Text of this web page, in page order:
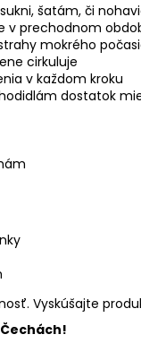
šatám, či
prechodnom
mokrého
cirkuluje
v každom kroku
dostatok
Vyskúšajte